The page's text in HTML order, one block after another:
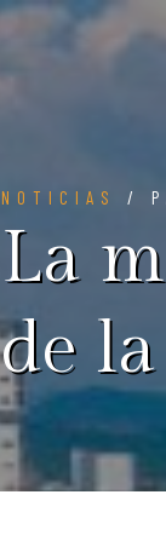
NOTICIAS /
La
de